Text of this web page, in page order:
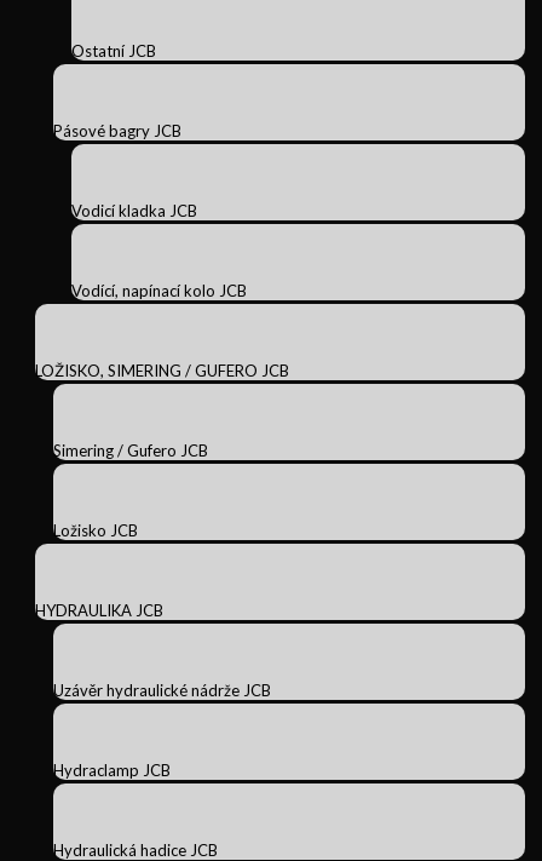
Ostatní JCB
Pásové bagry JCB
Vodicí kladka JCB
Vodící, napínací kolo JCB
LOŽISKO, SIMERING / GUFERO JCB
Simering / Gufero JCB
Ložisko JCB
HYDRAULIKA JCB
Uzávěr hydraulické nádrže JCB
Hydraclamp JCB
Hydraulická hadice JCB